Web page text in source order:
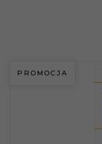
PROMOCJA